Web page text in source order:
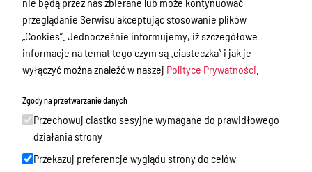
Starostwo Powiatowe
Zbycie, użytkowanie wieczyste, najem,
dzierżawa, użyczenie
Sprawy załatwiane internetowo
Oświadczenia majątkowe
e-Puap/ e-Doręczenia
przeglądanie Serwisu akceptując stosowanie plików
„Cookies”. Jednocześnie informujemy, iż szczegółowe
informacje na temat tego czym są „ciasteczka” i jak je
wyłączyć można znaleźć w naszej Polityce Prywatności
Zgody na przetwarzanie danych
Przechowuj ciastko sesyjne wymagane do prawidłowego
działania strony
Przekazuj preferencje wyglądu strony do celów